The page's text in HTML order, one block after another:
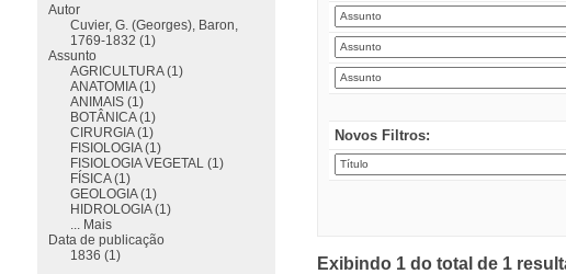
Novos Filtros:
Exibindo 1 do total de 1
Autor
Cuvier, G. (Georges), Baron,
1769-1832 (1)
Assunto
AGRICULTURA (1)
ANATOMIA (1)
ANIMAIS (1)
BOTÂNICA (1)
CIRURGIA (1)
FISIOLOGIA (1)
FISIOLOGIA VEGETAL (1)
FÍSICA (1)
GEOLOGIA (1)
HIDROLOGIA (1)
... Mais
Data de publicação
1836 (1)